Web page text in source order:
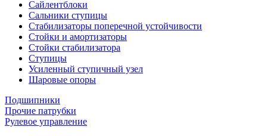
Сайлентблоки
Сальники ступицы
Стабилизаторы поперечной устойчивости
Стойки и амортизаторы
Стойки стабилизатора
Ступицы
Усиленный ступичный узел
Шаровые опоры
Подшипники
Прочие патрубки
Рулевое управление